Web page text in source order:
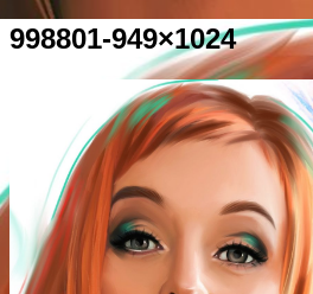
998801-949×1024